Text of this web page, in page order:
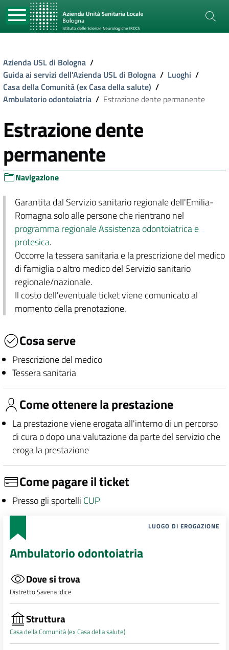
Azienda USL di Bologna /
Guida ai servizi dell'Azienda USL di Bologna / Luoghi /
Casa della Comunità (ex Casa della salute) /
Ambulatorio odontoiatria / Estrazione dente permanente
Estrazione dente
permanente
Navigazione
Garantita dal Servizio sanitario regionale dell'Emilia-
Romagna solo alle persone che rientrano nel
programma regionale Assistenza odontoiatrica e
protesica.
Occorre la tessera sanitaria e la prescrizione del medico
di famiglia o altro medico del Servizio sanitario
regionale/nazionale.
Il costo dell'eventuale ticket viene comunicato al
momento della prenotazione.
Cosa serve
Prescrizione del medico
Tessera sanitaria
Come ottenere la prestazione
La prestazione viene erogata all'interno di un percorso
di cura o dopo una valutazione da parte del servizio che
eroga la prestazione
Come pagare il ticket
Presso gli sportelli CUP
LUOGO DI EROGAZIONE
Ambulatorio odontoiatria
Dove si trova
Distretto Savena Idice
Struttura
Casa della Comunità (ex Casa della salute)